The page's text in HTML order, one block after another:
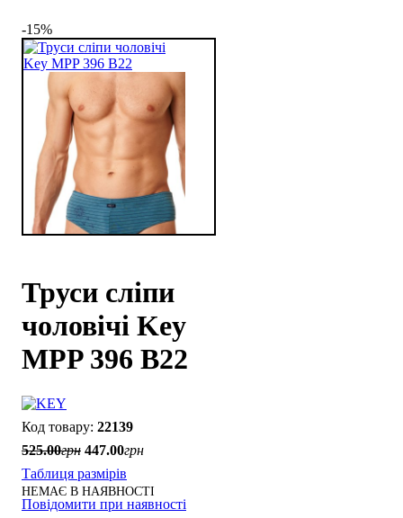
-15%
Труси сліпи
чоловічі Key
MPP 396 B22
22139
525.00грн 447.00грн
Таблиця размірів
НЕМАЄ В НАЯВНОСТІ
Повідомити при наявності